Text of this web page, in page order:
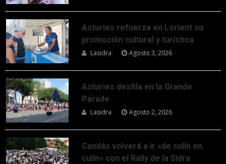
Asturies refuerza en Lorient su
promoción cultural y turística
Lasidra Agosto 3, 2026
Asturies desfila en la Grande
Parade
Lasidra Agosto 2, 2026
Candás volverá a ir «de culín en
culín» con el Rally de la Sidra